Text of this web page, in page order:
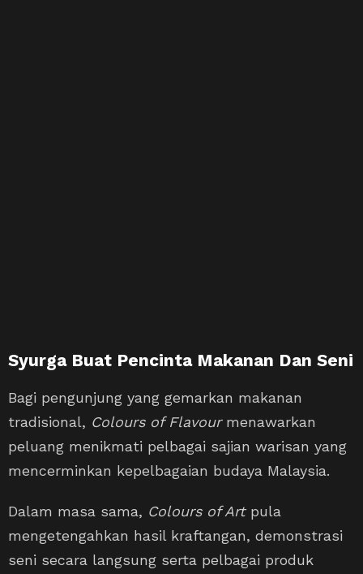
Syurga Buat Pencinta Makanan Dan Seni
Bagi pengunjung yang gemarkan makanan
tradisional, Colours of Flavourmenawarkan
peluang menikmati pelbagai sajian warisan yang
mencerminkan kepelbagaian budaya Malaysia.
Dalam masa sama, Colours of Artpula
mengetengahkan hasil kraftangan, demonstrasi
seni secara langsung serta pelbagai produk